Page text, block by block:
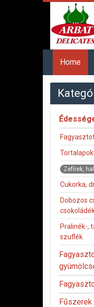
Home
Tortalapok
Zefírek,
Cukorka,
Dobozos
Pralinék-,
szuflék
Fűszerek